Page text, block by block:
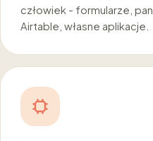
człowiek - formularze,
Airtable, własne aplikacje.